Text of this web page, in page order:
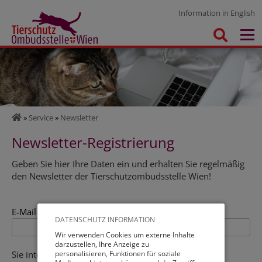
DATENSCHUTZ INFORMATION
Wir verwenden Cookies um externe Inhalte
darzustellen, Ihre Anzeige zu
personalisieren, Funktionen für soziale
Information in English
» Service» Newsletter
Newsletter-Registrierung
Geben Sie hier Ihre Daten ein und erhalten Sie regelmäßig
den Newsletter der Tierschutzombudsstelle Wien!
E-Mail
Sie interessieren sich für bestimmte